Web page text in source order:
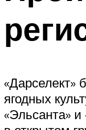
«Дарселект»
ягодных
«Эльсанта»